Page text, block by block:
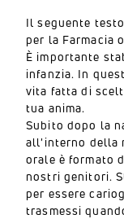
Il seguente
per la Farmacia
È importante
infanzia. In
vita fatta di
tua anima.
Subito dopo la
all'interno della
orale è formato
nostri genitori.
per essere
trasmessi